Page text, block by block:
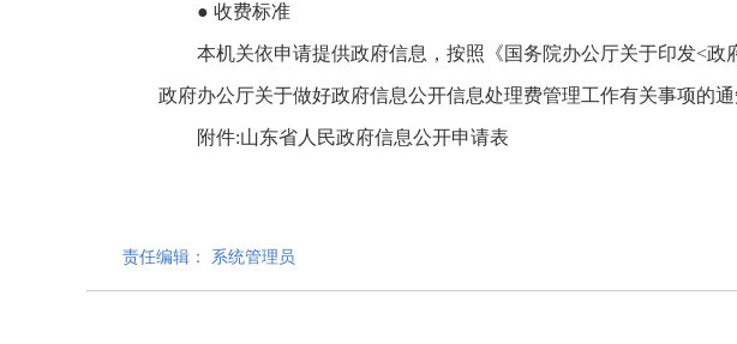
● 收费标准
本机关依申请提供政府信息，按照《国务院办公厅关于印发<
政府办公厅关于做好政府信息公开信息处理费管理工作有关事项的
附件:山东省人民政府信息公开申请表
责任编辑： 系统管理员